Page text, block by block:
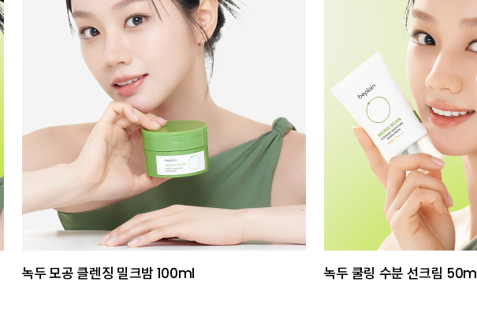
녹두 모공 클렌징 밀크밤 100ml 녹두 쿨링 수분 선크림